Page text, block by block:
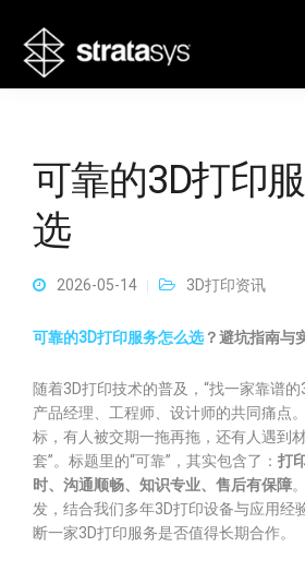
可靠的3D打印
选
2026-05-14 3D打印资讯
可靠的3D打印服务怎么选？避坑指南与
随着3D打印技术的普及，“找一家靠谱
产品经理、工程师、设计师的共同痛点
标，有人被交期一拖再拖，还有人遇到
套”。标题里的“可靠”，其实包含了： 打
时、沟通顺畅、知识专业、售后有保障
发，结合我们多年3D打印设备与应用经
断一家3D打印服务是否值得长期合作。